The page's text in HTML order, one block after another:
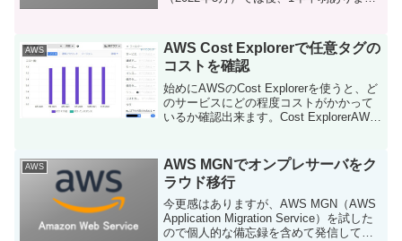
互換性もありま...
AWS
AWS Cost Explorerで任意タグの
コストを確認
始めにAWSのCost Explorerを使うと、ど
のサービスにどの程度コストがかかって
いるか確認出来ます。Cost ExplorerAWS
的変化...
AWS
AWS MGNでオンプレサーバをク
ラウド移行
今更感はありますが、AWS MGN（AWS
Application Migration Service）を試した
ので個人的な備忘録を含めて発信してい